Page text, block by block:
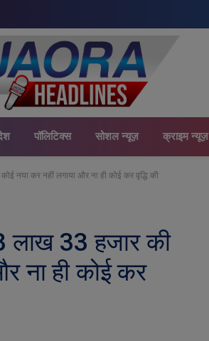
पॉलिटिक्स सोशल न्यूज़ क्राइम न्यूज़
कर नहीं लगाया और ना ही कोई कर वृद्धि की
33 हजार की
ना ही कोई कर